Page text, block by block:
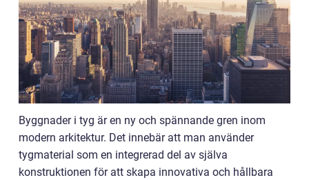
Byggnader i tyg är en ny och spännande gren inom
modern arkitektur. Det innebär att man använder
tygmaterial som en integrerad del av själva
konstruktionen för att skapa innovativa och hållbara